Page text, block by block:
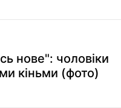
нове": чоловіки
кіньми (фото)